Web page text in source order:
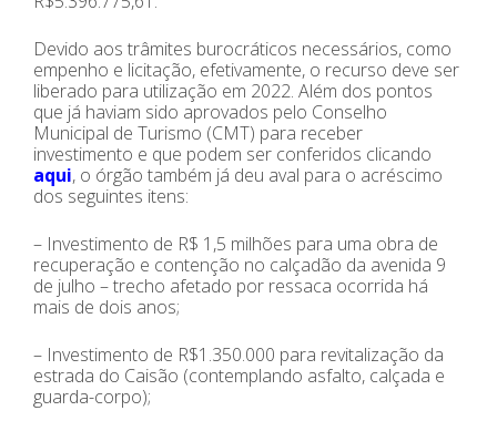
Devido aos trâmites burocráticos necessários, como
empenho e licitação, efetivamente, o recurso deve ser
liberado para utilização em 2022. Além dos pontos
que já haviam sido aprovados pelo Conselho
Municipal de Turismo (CMT) para receber
investimento e que podem ser conferidos clicando
aqui, o órgão também já deu aval para o acréscimo
dos seguintes itens:
– Investimento de R$ 1,5 milhões para uma obra de
recuperação e contenção no calçadão da avenida 9
de julho – trecho afetado por ressaca ocorrida há
mais de dois anos;
– Investimento de R$1.350.000 para revitalização da
estrada do Caisão (contemplando asfalto, calçada e
guarda-corpo);